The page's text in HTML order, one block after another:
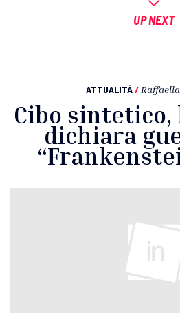
UP NEXT
ATTUALITÀ /
Cibo sintetico,
dichiara